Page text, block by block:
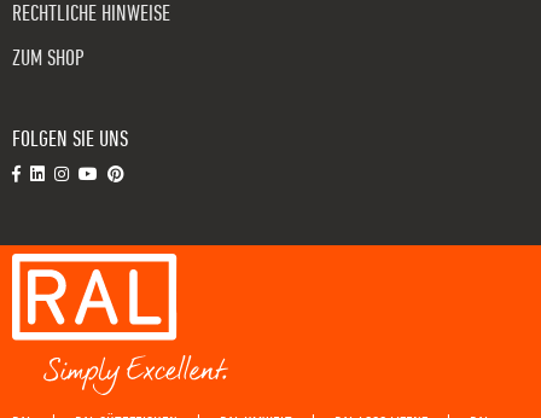
RECHTLICHE HINWEISE
ZUM SHOP
FOLGEN SIE UNS